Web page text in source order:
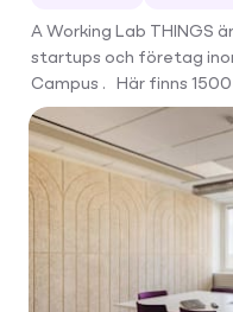
A Working Lab THINGS
startups och företag
Campus . Här finns